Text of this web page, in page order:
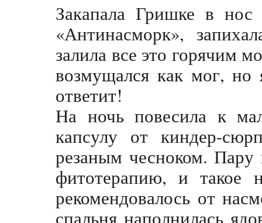
Закапала Гришке в нос
«Антинасморк»,
залила все это горячим
возмущался как мог,
ответит!
На ночь повесила к
капсулу от киндер-
резаным чесноком. Пару
фитотерапию, и такое
рекомендовалось от
спальня наполнилась